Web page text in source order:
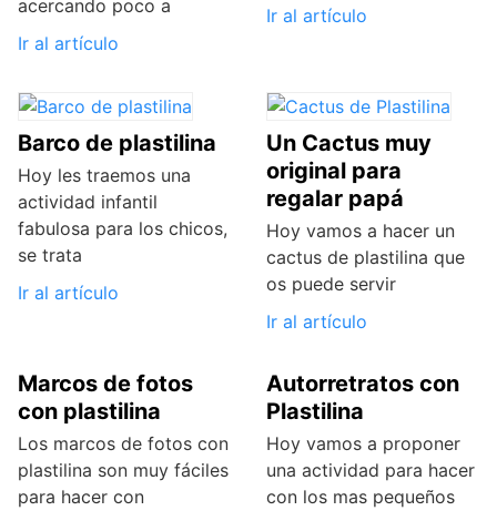
acercando poco a
Ir al artículo
Ir al artículo
Barco de plastilina
Hoy les traemos una
actividad infantil
fabulosa para los chicos,
se trata
Ir al artículo
Un Cactus muy
original para
regalar papá
Hoy vamos a hacer un
cactus de plastilina que
os puede servir
Ir al artículo
Marcos de fotos
con plastilina
Los marcos de fotos con
plastilina son muy fáciles
para hacer con
Autorretratos con
Plastilina
Hoy vamos a proponer
una actividad para hacer
con los mas pequeños